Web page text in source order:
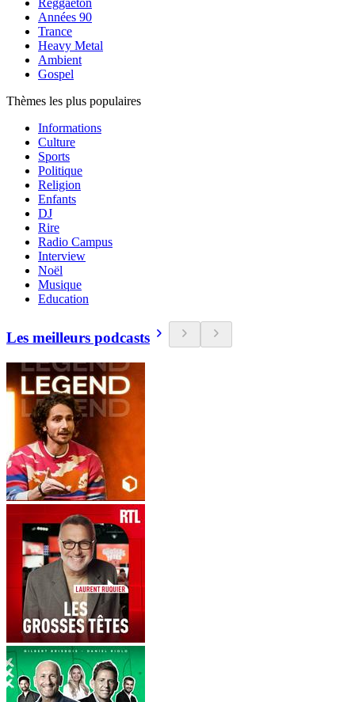
Reggaeton
Années 90
Trance
Heavy Metal
Ambient
Gospel
Thèmes les plus populaires
Informations
Culture
Sports
Politique
Religion
Enfants
DJ
Rire
Radio Campus
Interview
Noël
Musique
Education
Les meilleurs podcasts